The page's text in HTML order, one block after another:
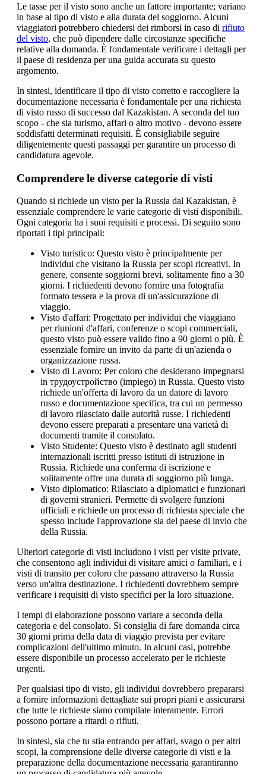
Le tasse per il visto sono anche un fattore importante; variano
in base al tipo di visto e alla durata del soggiorno. Alcuni
viaggiatori potrebbero chiedersi dei rimborsi in caso di rifiuto
del visto, che può dipendere dalle circostanze specifiche
relative alla domanda. È fondamentale verificare i dettagli per
il paese di residenza per una guida accurata su questo
argomento.
In sintesi, identificare il tipo di visto corretto e raccogliere la
documentazione necessaria è fondamentale per una richiesta
di visto russo di successo dal Kazakistan. A seconda del tuo
scopo - che sia turismo, affari o altro motivo - devono essere
soddisfatti determinati requisiti. È consigliabile seguire
diligentemente questi passaggi per garantire un processo di
candidatura agevole.
Comprendere le diverse categorie di visti
Quando si richiede un visto per la Russia dal Kazakistan, è
essenziale comprendere le varie categorie di visti disponibili.
Ogni categoria ha i suoi requisiti e processi. Di seguito sono
riportati i tipi principali:
Visto turistico: Questo visto è principalmente per
individui che visitano la Russia per scopi ricreativi. In
genere, consente soggiorni brevi, solitamente fino a 30
giorni. I richiedenti devono fornire una fotografia
formato tessera e la prova di un'assicurazione di
viaggio.
Visto d'affari: Progettato per individui che viaggiano
per riunioni d'affari, conferenze o scopi commerciali,
questo visto può essere valido fino a 90 giorni o più. È
essenziale fornire un invito da parte di un'azienda o
organizzazione russa.
Visto di Lavoro: Per coloro che desiderano impegnarsi
in трудоустройство (impiego) in Russia. Questo visto
richiede un'offerta di lavoro da un datore di lavoro
russo e documentazione specifica, tra cui un permesso
di lavoro rilasciato dalle autorità russe. I richiedenti
devono essere preparati a presentare una varietà di
documenti tramite il consolato.
Visto Studente: Questo visto è destinato agli studenti
internazionali iscritti presso istituti di istruzione in
Russia. Richiede una conferma di iscrizione e
solitamente offre una durata di soggiorno più lunga.
Visto diplomatico: Rilasciato a diplomatici e funzionari
di governi stranieri. Permette di svolgere funzioni
ufficiali e richiede un processo di richiesta speciale che
spesso include l'approvazione sia del paese di invio che
della Russia.
Ulteriori categorie di visti includono i visti per visite private,
che consentono agli individui di visitare amici o familiari, e i
visti di transito per coloro che passano attraverso la Russia
verso un'altra destinazione. I richiedenti dovrebbero sempre
verificare i requisiti di visto specifici per la loro situazione.
I tempi di elaborazione possono variare a seconda della
categoria e del consolato. Si consiglia di fare domanda circa
30 giorni prima della data di viaggio prevista per evitare
complicazioni dell'ultimo minuto. In alcuni casi, potrebbe
essere disponibile un processo accelerato per le richieste
urgenti.
Per qualsiasi tipo di visto, gli individui dovrebbero prepararsi
a fornire informazioni dettagliate sui propri piani e assicurarsi
che tutte le richieste siano compilate interamente. Errori
possono portare a ritardi o rifiuti.
In sintesi, sia che tu stia entrando per affari, svago o per altri
scopi, la comprensione delle diverse categorie di visti e la
preparazione della documentazione necessaria garantiranno